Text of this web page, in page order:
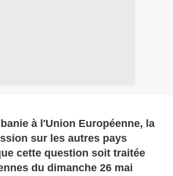
à l'Union Européenne, la
sur les autres pays
cette question soit traitée
du dimanche 26 mai